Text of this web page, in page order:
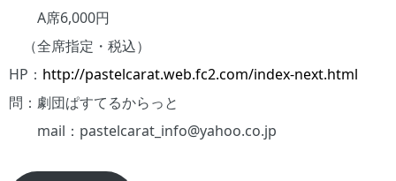
A席6,000円
（全席指定・税込）
HP： http://pastelcarat.web.fc2.com/index-next.html
問：劇団ぱすてるからっと
mail：pastelcarat_info@yahoo.co.jp